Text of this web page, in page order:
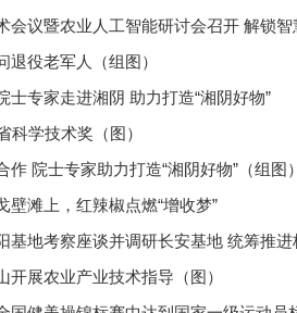
会议暨农业人工智能研讨会召开 解锁
役老军人（组图）
士专家走进湘阴 助力打造“湘阴好物”
科学技术奖（图）
作 院士专家助力打造“湘阴好物”（组图
壁滩上，红辣椒点燃“增收梦”
基地考察座谈并调研长安基地 统筹推
展农业产业技术指导（图）